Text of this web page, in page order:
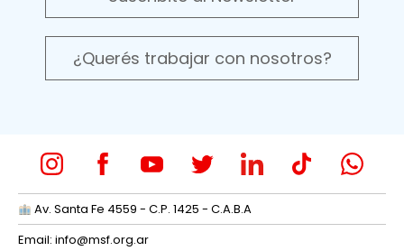
¿Querés trabajar con nosotros?
Av. Santa Fe 4559 - C.P. 1425 - C.A.B.A
Email: info@msf.org.ar